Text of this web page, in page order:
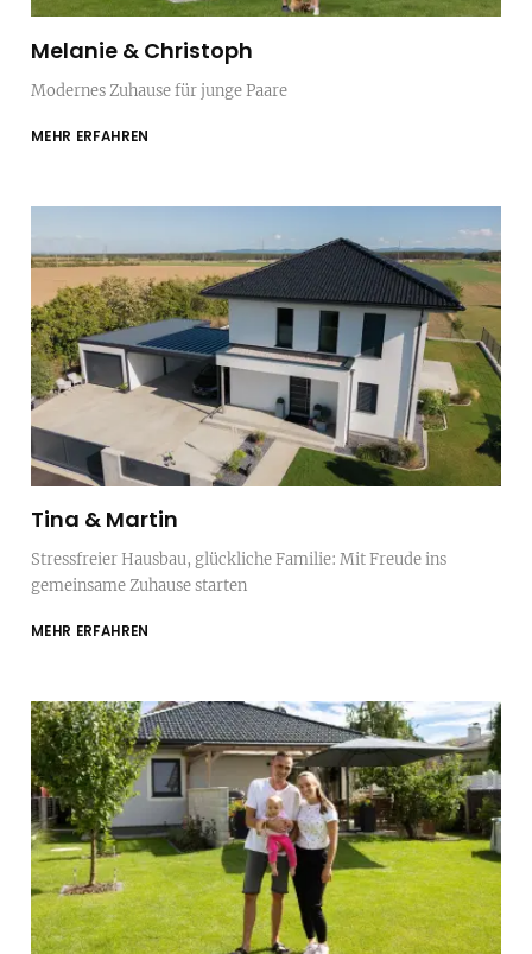
Melanie & Christoph
Modernes Zuhause für junge Paare
MEHR ERFAHREN
Tina & Martin
Stressfreier Hausbau, glückliche Familie: Mit Freude ins
gemeinsame Zuhause starten
MEHR ERFAHREN